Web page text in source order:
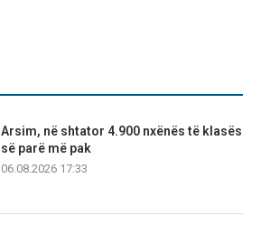
Arsim, në shtator 4.900 nxënës të klasës
së parë më pak
06.08.2026 17:33